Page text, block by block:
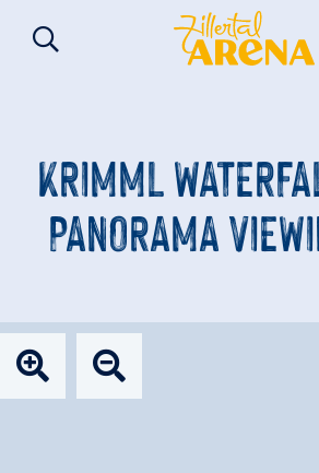
KRIMML
PANORAMA